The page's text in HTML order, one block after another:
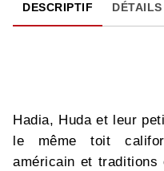
DESCRIPTIF DÉTAILS
Hadia, Huda et leur
le même toit
américain et